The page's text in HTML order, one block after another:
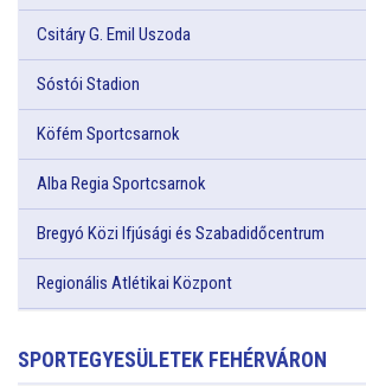
Csitáry G. Emil Uszoda
Sóstói Stadion
Köfém Sportcsarnok
Alba Regia Sportcsarnok
Bregyó Közi Ifjúsági és Szabadidőcentrum
Regionális Atlétikai Központ
SPORTEGYESÜLETEK FEHÉRVÁRON